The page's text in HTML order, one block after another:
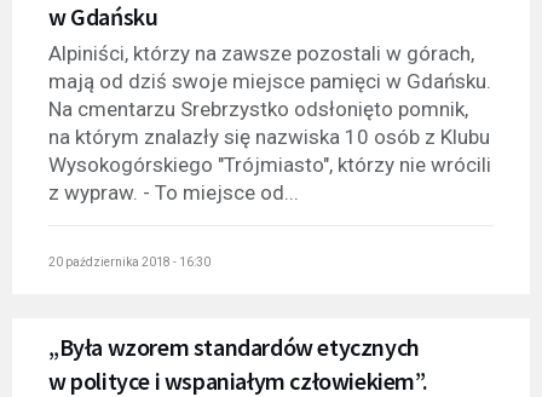
w Gdańsku
Alpiniści, którzy na zawsze pozostali w górach,
mają od dziś swoje miejsce pamięci w Gdańsku.
Na cmentarzu Srebrzystko odsłonięto pomnik,
na którym znalazły się nazwiska 10 osób z Klubu
Wysokogórskiego "Trójmiasto", którzy nie wrócili
z wypraw. - To miejsce od...
20 października 2018 - 16:30
„Była wzorem standardów etycznych
w polityce i wspaniałym człowiekiem”.